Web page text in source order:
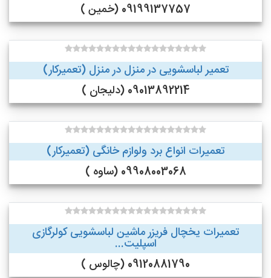
09199137757 (خمین )
تعمیر لباسشویی در منزل در منزل (تعمیرکار)
09013892214 (دلیجان )
تعمیرات انواع برد ولوازم خانگی (تعمیرکار)
09908003068 (ساوه )
تعمیرات یخچال فریزر ماشین لباسشویی کولرگازی
اسپلیت...
09120881790 (چالوس )